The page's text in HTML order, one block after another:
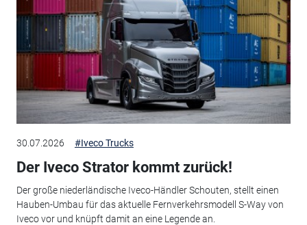
30.07.2026 #Iveco Trucks
Der Iveco Strator kommt zurück!
Der große niederländische Iveco-Händler Schouten, stellt einen
Hauben-Umbau für das aktuelle Fernverkehrsmodell S-Way von
Iveco vor und knüpft damit an eine Legende an.